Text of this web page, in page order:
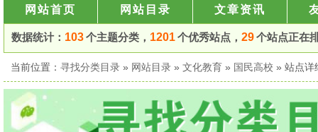
网站首页 网站目录 文章资讯
数据统计： 103个主题分类， 1201个优秀站点， 29个站点正在
当前位置： 寻找分类目录 » 网站目录 » 文化教育 » 国民高校 » 站点